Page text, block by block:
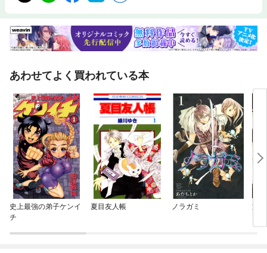
あわせてよく買われている本
史上最強の弟子ケンイ
チ
夏目友人帳 ノラガミ 文